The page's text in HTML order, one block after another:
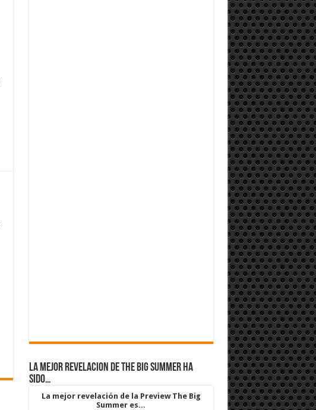
La mejor revelacion de The Big Summer ha
sido…
La mejor revelación de la Preview The Big
Summer es...